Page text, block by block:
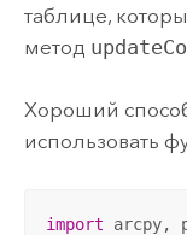
таблице,
метод
Хороший способ
использовать
import arcpy,